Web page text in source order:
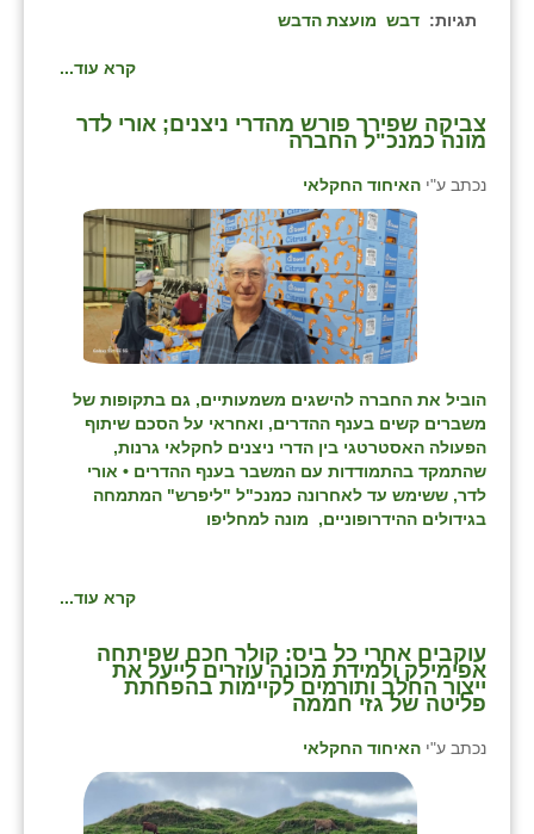
תגיות: דבש מועצת הדבש
קרא עוד...
צביקה שפירר פורש מהדרי ניצנים; אורי לדר
מונה כמנכ"ל החברה
נכתב ע"י האיחוד החקלאי
הוביל את החברה להישגים משמעותיים, גם בתקופות של
משברים קשים בענף ההדרים, ואחראי על הסכם שיתוף
הפעולה האסטרטגי בין הדרי ניצנים לחקלאי גרנות,
שהתמקד בהתמודדות עם המשבר בענף ההדרים • אורי
לדר, ששימש עד לאחרונה כמנכ"ל "ליפרש" המתמחה
בגידולים ההידרופוניים, מונה למחליפו
קרא עוד...
⁨עוקבים אחרי כל ביס: קולר חכם שפיתחה
אפימילק ולמידת מכונה עוזרים לייעל את
ייצור החלב ותורמים לקיימות בהפחתת
פליטה של גזי חממה
נכתב ע"י האיחוד החקלאי